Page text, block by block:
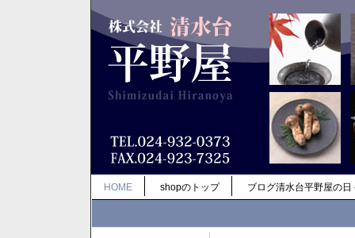
HOME shopのトップ ブログ清水台平野屋の日